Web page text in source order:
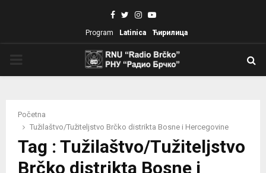
Facebook
TwitterInstagram
Youtube
Program Latinica Ћирилица
Početna
Tužilaštvo/Tužiteljstvo Brčko distrikta Bosne i Hercegovine
Tag : Tužilaštvo/Tužiteljstvo
Brčko distrikta Bosne i